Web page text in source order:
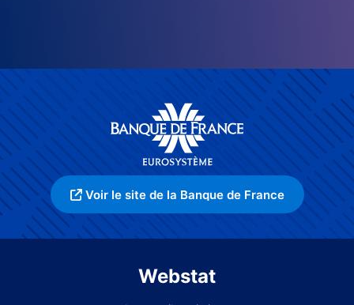
Voir le site de la Banque de France
Webstat